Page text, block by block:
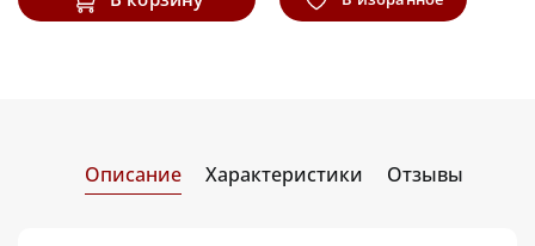
Описание Характеристики Отзывы